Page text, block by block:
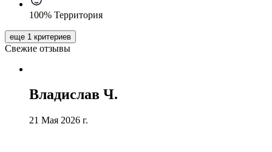
100% Территория
еще 1 критериев
Свежие отзывы
Владислав Ч.
21 Мая 2026 г.